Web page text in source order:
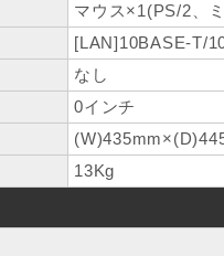
マウス×1(PS/2、
[LAN]10BASE-T/
なし
0インチ
13Kg